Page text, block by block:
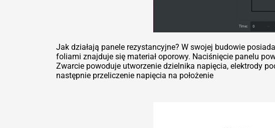
Jak działają panele rezystancyjne? W swojej budowie
foliami znajduje się materiał oporowy. Naciśnięcie panelu
Zwarcie powoduje utworzenie dzielnika napięcia, elektrody
następnie przeliczenie napięcia na położenie